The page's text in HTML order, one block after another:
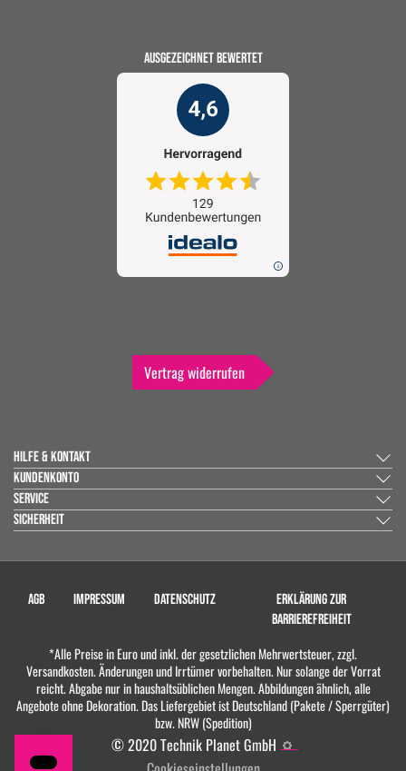
AUSGEZEICHNET BEWERTET
Vertrag widerrufen
HILFE & KONTAKT
KUNDENKONTO
SERVICE
SICHERHEIT
AGB IMPRESSUM DATENSCHUTZ
ERKLÄRUNG ZUR
BARRIEREFREIHEIT
*Alle Preise in Euro und inkl. der gesetzlichen Mehrwertsteuer, zzgl.
Versandkosten. Änderungen und Irrtümer vorbehalten. Nur solange der Vorrat
reicht. Abgabe nur in haushaltsüblichen Mengen. Abbildungen ähnlich, alle
Angebote ohne Dekoration. Das Liefergebiet ist Deutschland (Pakete / Sperrgüter)
bzw. NRW (Spedition)
© 2020 Technik Planet GmbH